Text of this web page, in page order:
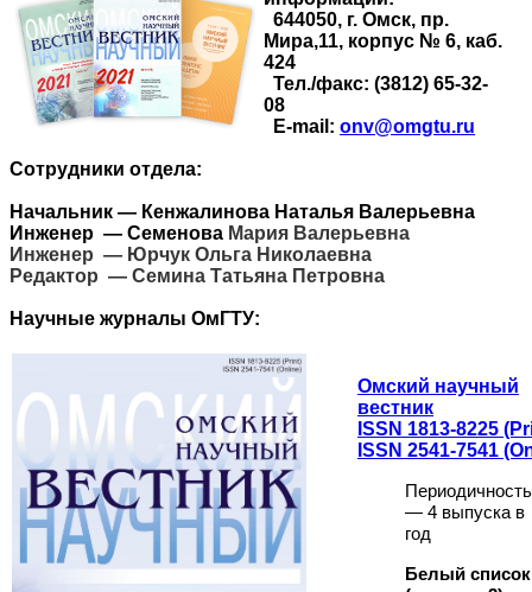
644050, г. Омск, пр.
Мира,11, корпус № 6, каб.
424
Тел./факс: (3812) 65-32-
08
E-mail: onv@omgtu.ru
Сотрудники отдела:
Начальник — Кенжалинова Наталья Валерьевна
Инженер — Семенова Мария Валерьевна
Инженер — Юрчук Ольга Николаевна
Редактор — Семина Татьяна Петровна
Научные журналы ОмГТУ:
Омский научный
вестник
ISSN 1813-8225
ISSN 2541-7541
Периодичность
— 4 выпуска в
год
Белый список